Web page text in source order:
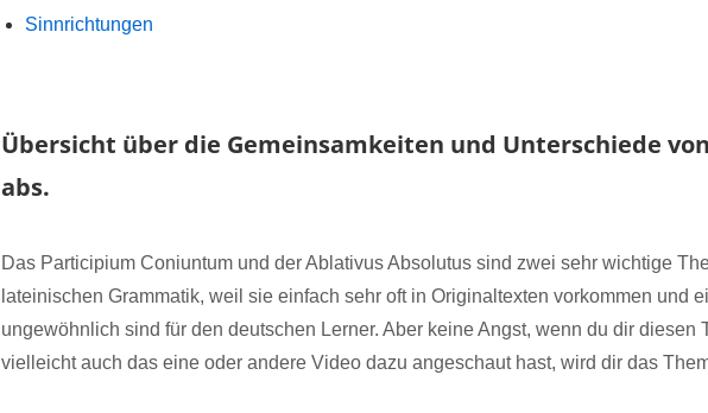
Sinnrichtungen
Übersicht über die Gemeinsamkeiten und Unterschiede
abs.
Das Participium Coniuntum und der Ablativus Absolutus sind zwei sehr wichtige
lateinischen Grammatik, weil sie einfach sehr oft in Originaltexten vorkommen und
ungewöhnlich sind für den deutschen Lerner. Aber keine Angst, wenn du dir diesen
vielleicht auch das eine oder andere Video dazu angeschaut hast, wird dir das